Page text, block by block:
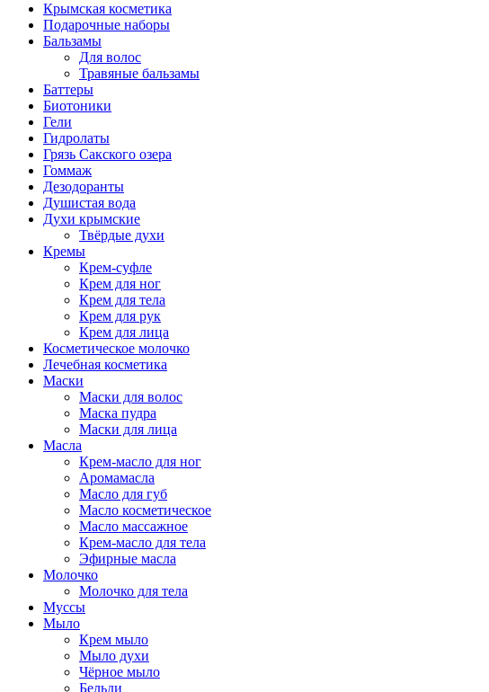
Крымская косметика
Подарочные наборы
Бальзамы
Для волос
Травяные бальзамы
Баттеры
Биотоники
Гели
Гидролаты
Грязь Сакского озера
Гоммаж
Дезодоранты
Душистая вода
Духи крымские
Твёрдые духи
Кремы
Крем-суфле
Крем для ног
Крем для тела
Крем для рук
Крем для лица
Косметическое молочко
Лечебная косметика
Маски
Маски для волос
Маска пудра
Маски для лица
Масла
Крем-масло для ног
Аромамасла
Масло для губ
Масло косметическое
Масло массажное
Крем-масло для тела
Эфирные масла
Молочко
Молочко для тела
Муссы
Мыло
Крем мыло
Мыло духи
Чёрное мыло
Бельди